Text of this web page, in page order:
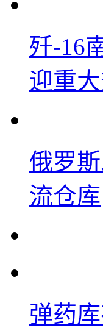
歼-16
迎重
俄罗
流仓库
弹药